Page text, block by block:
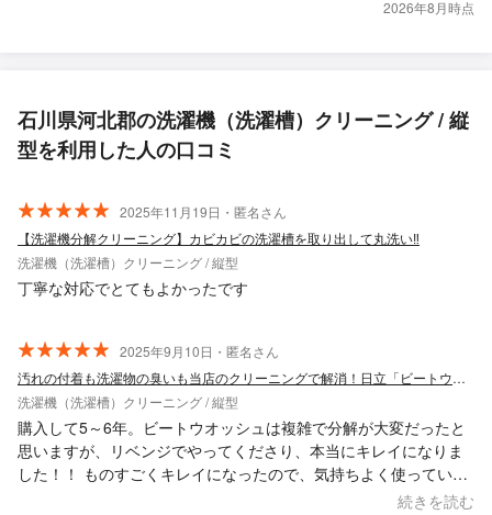
2026年8月時点
石川県河北郡の洗濯機（洗濯槽）クリーニング / 縦
型を利用した人の口コミ
2025年11月19日・匿名さん
【洗濯機分解クリーニング】カビカビの洗濯槽を取り出して丸洗い‼︎
洗濯機（洗濯槽）クリーニング / 縦型
丁寧な対応でとてもよかったです
2025年9月10日・匿名さん
汚れの付着も洗濯物の臭いも当店のクリーニングで解消！日立「ビートウォッシュ」も可
洗濯機（洗濯槽）クリーニング / 縦型
購入して5～6年。ビートウオッシュは複雑で分解が大変だったと
思いますが、リベンジでやってくださり、本当にキレイになりま
した！！ ものすごくキレイになったので、気持ちよく使っていま
続きを読む